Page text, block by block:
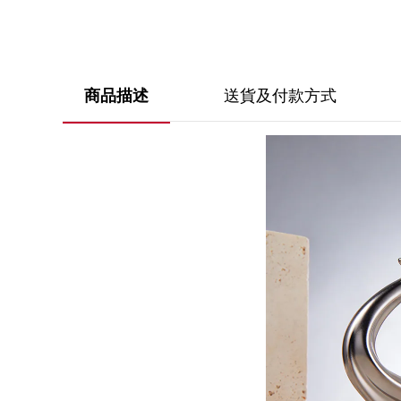
商品描述 送貨及付款方式